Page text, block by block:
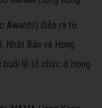
Awards) diễn ra từ
Nhật Bản và Hong
buổi lễ tổ chức ở Hong